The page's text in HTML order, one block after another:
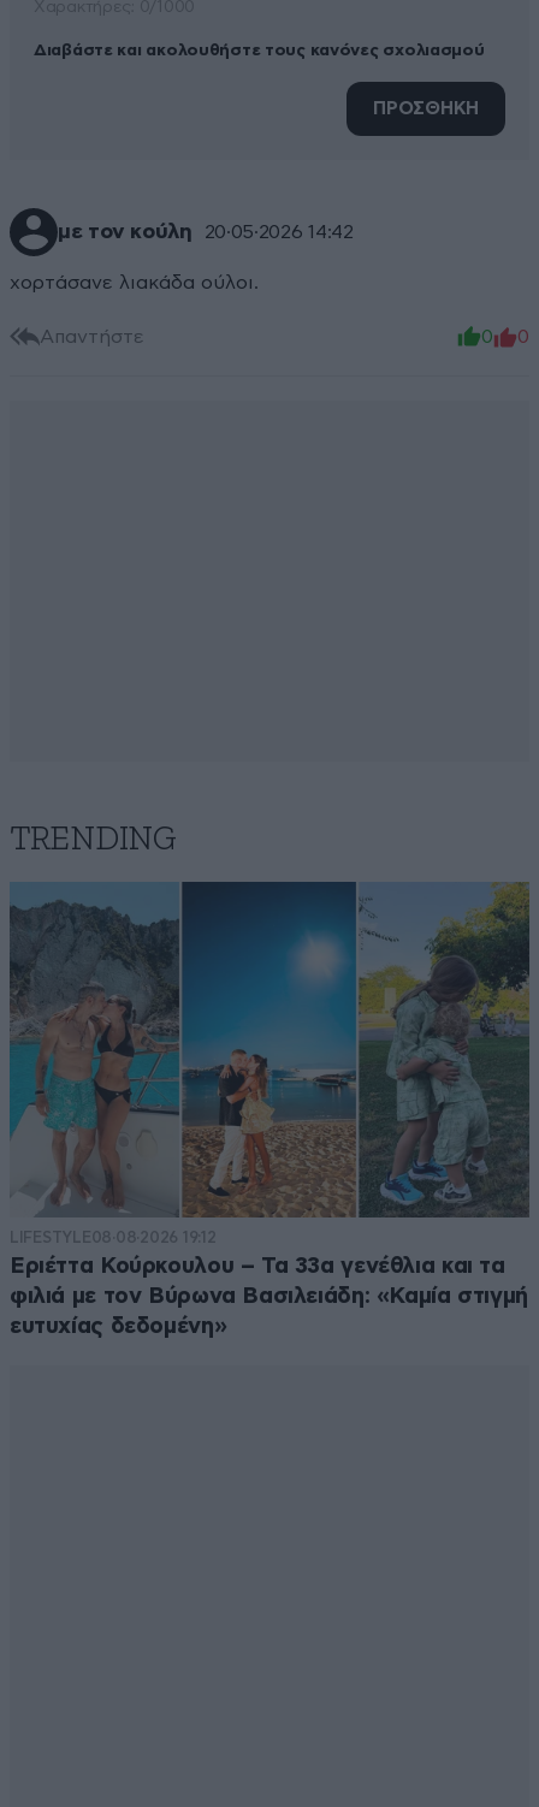
Διαβάστε και ακολουθήστε τους κανόνες σχολιασμού
ΠΡΟΣΘΗΚΗ
με τον κούλη 20·05·2026 14:42
χορτάσανε λιακάδα ούλοι.
Απαντήστε 0 0
TRENDING
LIFESTYLE08·08·2026 19:12
Εριέττα Κούρκουλου – Τα 33α γενέθλια και τα
φιλιά με τον Βύρωνα Βασιλειάδη: «Καμία στιγμή
ευτυχίας δεδομένη»